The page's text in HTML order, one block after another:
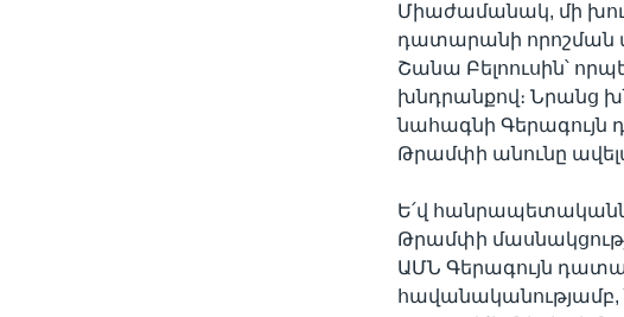
Միաժամանակ, մի
դատարանի որոշման
Շանա Բելոուսին՝
խնդրանքով։ Նրանց
նահագնի Գերագույն
Թրամփի անունը
Ե՛վ
Թրամփի
ԱՄՆ Գերագույն